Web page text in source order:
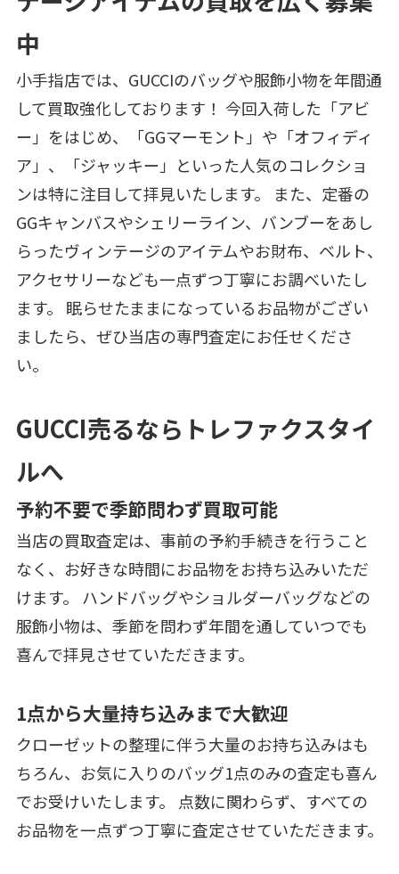
中
小手指店では、GUCCIのバッグや服飾小物を年間通
して買取強化しております！ 今回入荷した「アビ
ー」をはじめ、「GGマーモント」や「オフィディ
ア」、「ジャッキー」といった人気のコレクショ
ンは特に注目して拝見いたします。 また、定番の
GGキャンバスやシェリーライン、バンブーをあし
らったヴィンテージのアイテムやお財布、ベルト、
アクセサリーなども一点ずつ丁寧にお調べいたし
ます。 眠らせたままになっているお品物がござい
ましたら、ぜひ当店の専門査定にお任せくださ
い。
GUCCI売るならトレファクスタイ
ルへ
予約不要で季節問わず買取可能
当店の買取査定は、事前の予約手続きを行うこと
なく、お好きな時間にお品物をお持ち込みいただ
けます。 ハンドバッグやショルダーバッグなどの
服飾小物は、季節を問わず年間を通していつでも
喜んで拝見させていただきます。
1点から大量持ち込みまで大歓迎
クローゼットの整理に伴う大量のお持ち込みはも
ちろん、お気に入りのバッグ1点のみの査定も喜ん
でお受けいたします。 点数に関わらず、すべての
お品物を一点ずつ丁寧に査定させていただきます。